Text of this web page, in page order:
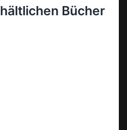
Bücher